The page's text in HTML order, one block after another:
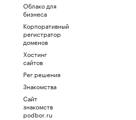
Облако для
бизнеса
Корпоративный
регистратор
доменов
Хостинг
сайтов
Рег.решения
Знакомства
Сайт
знакомств
podbor.ru